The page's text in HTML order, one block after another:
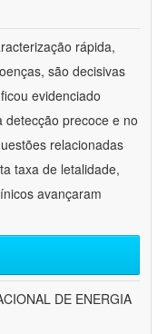
rápida,
são decisivas
evidenciado
precoce e no
relacionadas
taxa de letalidade,
avançaram
DE ENERGIA